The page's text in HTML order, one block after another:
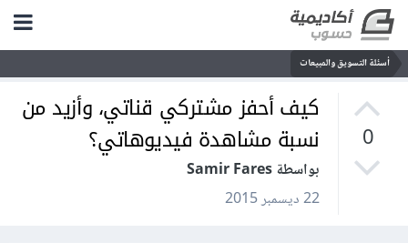
أسئلة التسويق والمبيعات
0
كيف أحفز مشتركي قناتي، وأزيد من
نسبة مشاهدة فيديوهاتي؟
بواسطة Samir Fares
22 ديسمبر 2015